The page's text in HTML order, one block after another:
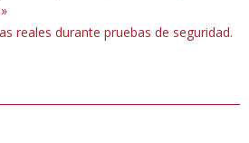
reales durante pruebas de seguridad.